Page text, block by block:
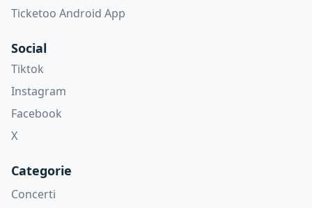
Ticketoo Android App
Social
Tiktok
Instagram
Facebook
X
Categorie
Concerti